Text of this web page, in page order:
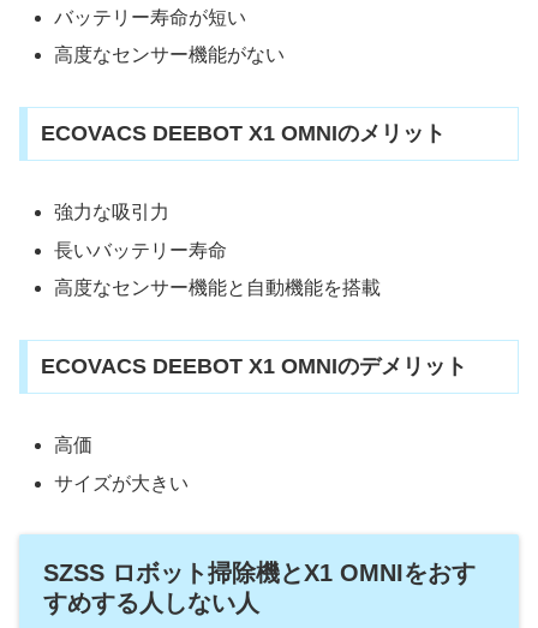
バッテリー寿命が短い
高度なセンサー機能がない
ECOVACS DEEBOT X1 OMNIのメリット
強力な吸引力
長いバッテリー寿命
高度なセンサー機能と自動機能を搭載
ECOVACS DEEBOT X1 OMNIのデメリット
高価
サイズが大きい
SZSS ロボット掃除機とX1 OMNIをおす
すめする人しない人